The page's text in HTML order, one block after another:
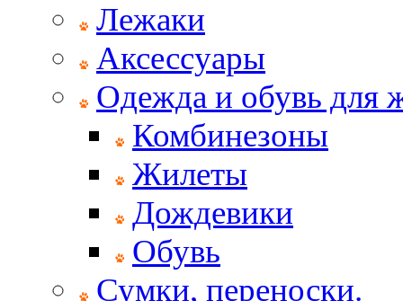
Лежаки
Аксессуары
Одежда и обувь для
Комбинезоны
Жилеты
Дождевики
Обувь
Сумки, переноски.